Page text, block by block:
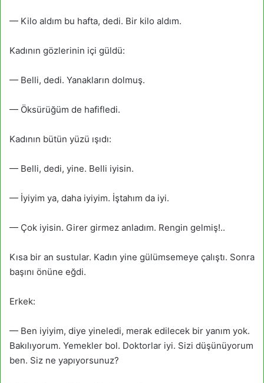
— Kilo aldım bu hafta, dedi. Bir kilo aldım.
Kadının gözlerinin içi güldü:
— Belli, dedi. Yanakların dol­muş.
— Öksürüğüm de hafifledi.
Kadının bütün yüzü ışıdı:
— Belli, dedi, yine. Belli iyisin.
— İyiyim ya, daha iyiyim. İştahım da iyi.
— Çok iyisin. Girer girmez anladım. Rengin gelmiş!..
Kısa bir an sustular. Kadın yine gülümsemeye çalıştı. Sonra
başını önüne eğdi.
Erkek:
— Ben iyiyim, diye yineledi, merak edilecek bir yanım yok.
Bakılıyorum. Yemekler bol. Doktorlar iyi. Sizi düşünüyorum
ben. Siz ne yapıyorsunuz?